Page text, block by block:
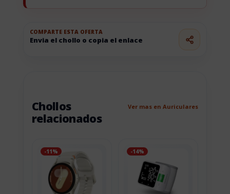
COMPARTE ESTA OFERTA
Envia el chollo o copia el enlace
Chollos
relacionados
Ver mas en Auriculares
-11% -14%